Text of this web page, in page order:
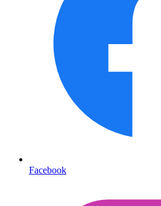
Facebook